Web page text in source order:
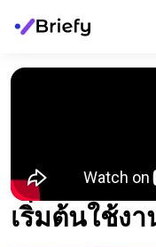
เริ่มต้นใช้ง